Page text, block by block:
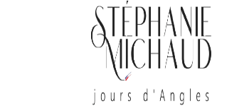
Panneau de gestion des cookies